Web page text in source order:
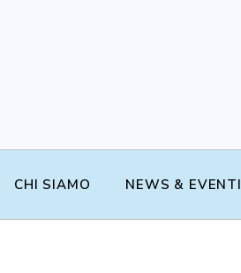
CHI SIAMO NEWS & EVENTI